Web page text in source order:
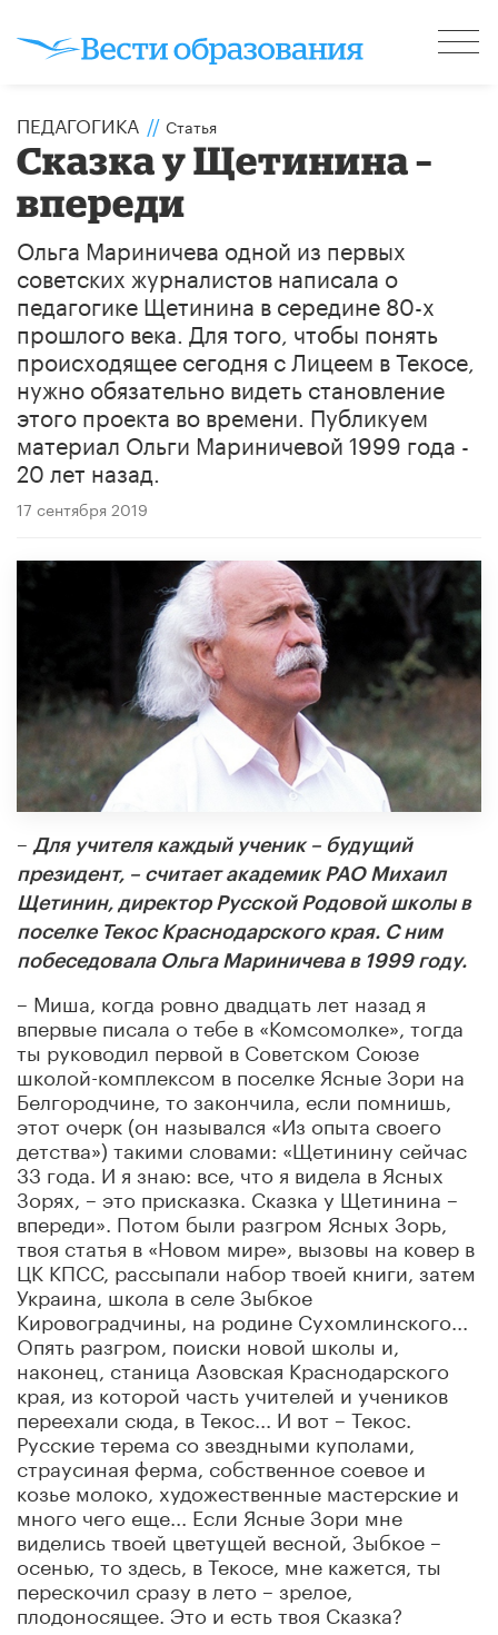
ПЕДАГОГИКА // Статья
Сказка у Щетинина –
впереди
​Ольга Мариничева одной из первых
советских журналистов написала о
педагогике Щетинина в середине 80-х
прошлого века. Для того, чтобы понять
происходящее сегодня с Лицеем в Текосе,
нужно обязательно видеть становление
этого проекта во времени. Публикуем
материал Ольги Мариничевой 1999 года -
20 лет назад. ​
17 сентября 2019
– Для учителя каждый ученик – будущий
президент, – считает академик РАО Михаил
Щетинин, директор Русской Родовой школы в
поселке Текос Краснодарского края. С ним
побеседовала Ольга Мариничева в 1999 году.
– Миша, когда ровно двадцать лет назад я
впервые писала о тебе в «Комсомолке», тогда
ты руководил первой в Советском Союзе
школой-комплексом в поселке Ясные Зори на
Белгородчине, то закончила, если помнишь,
этот очерк (он назывался «Из опыта своего
детства») такими словами: «Щетинину сейчас
33 года. И я знаю: все, что я видела в Ясных
Зорях, – это присказка. Сказка у Щетинина –
впереди». Потом были разгром Ясных Зорь,
твоя статья в «Новом мире», вызовы на ковер в
ЦК КПСС, рассыпали набор твоей книги, затем
Украина, школа в селе Зыбкое
Кировоградчины, на родине Сухомлинского...
Опять разгром, поиски новой школы и,
наконец, станица Азовская Краснодарского
края, из которой часть учителей и учеников
переехали сюда, в Текос... И вот – Текос.
Русские терема со звездными куполами,
страусиная ферма, собственное соевое и
козье молоко, художественные мастерские и
много чего еще... Если Ясные Зори мне
виделись твоей цветущей весной, Зыбкое –
осенью, то здесь, в Текосе, мне кажется, ты
перескочил сразу в лето – зрелое,
плодоносящее. Это и есть твоя Сказка?